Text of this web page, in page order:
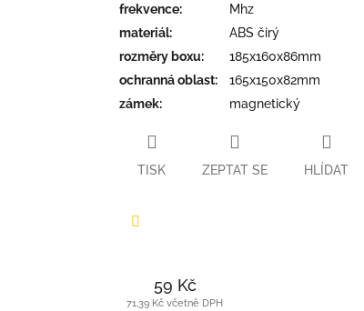
frekvence:
Mhz
materiál:
ABS čirý
rozměry boxu:
185x160x86mm
ochranná oblast:
165x150x82mm
zámek: magnetický
TISK ZEPTAT SE HLÍDAT
59 Kč
71,39 Kč včetně DPH